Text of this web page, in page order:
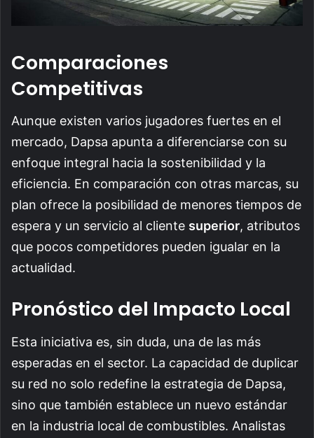
Comparaciones
Competitivas
Aunque existen varios jugadores fuertes en el
mercado, Dapsa apunta a diferenciarse con su
enfoque integral hacia la sostenibilidad y la
eficiencia. En comparación con otras marcas, su
plan ofrece la posibilidad de menores tiempos de
espera y un servicio al cliente superior, atributos
que pocos competidores pueden igualar en la
actualidad.
Pronóstico del Impacto Local
Esta iniciativa es, sin duda, una de las más
esperadas en el sector. La capacidad de duplicar
su red no solo redefine la estrategia de Dapsa,
sino que también establece un nuevo estándar
en la industria local de combustibles. Analistas